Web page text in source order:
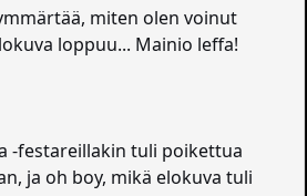
miten olen voinut
loppuu... Mainio leffa!
-festareillakin tuli poikettua
ja oh boy, mikä elokuva tuli